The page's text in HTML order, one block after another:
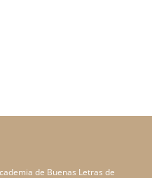
de Buenas Letras de